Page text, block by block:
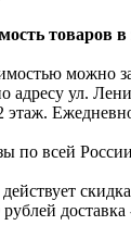
товаров в
можно
адресу ул.
по всей
доставка